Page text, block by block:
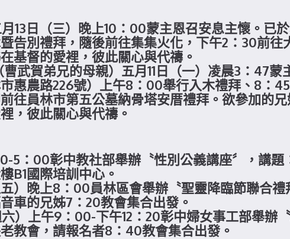
13日（三）晚上10：00蒙主恩召安息主懷。已
告別禮拜，隨後前往集集火化，下午2：30前
基督的愛裡，彼此關心與代禱。
武賀弟兄的母親）五月11日（一）凌晨3：47
惠農路226號）上午8：00舉行入木禮拜、8：
往員林市第五公墓納骨塔安厝禮拜。欲參加的
，彼此關心與代禱。
5：00彰中教社部舉辦〝性別公義講座〞，講
B1國際培訓中心。
）晚上8：00員林區會舉辦〝聖靈降臨節聯合
車的兄姊7：20教會集合出發。
）上午9：00-下午12：20彰中婦女事工部舉辦
教會，請報名者8：40教會集合出發。